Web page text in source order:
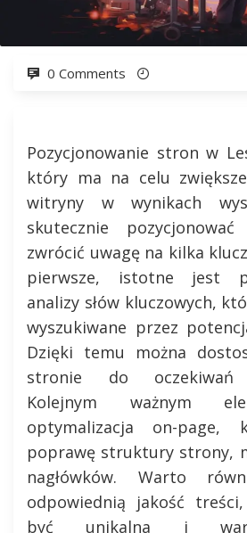
0 Comments
Pozycjonowanie stron w
który ma na celu
witryny w wynikach
skutecznie
zwrócić uwagę na kilka
pierwsze, istotne jest
analizy słów kluczowych,
wyszukiwane przez
Dzięki temu można
stronie do oczekiwań
Kolejnym ważnym
optymalizacja on-page,
poprawę struktury strony,
nagłówków. Warto
odpowiednią jakość
być unikalna i